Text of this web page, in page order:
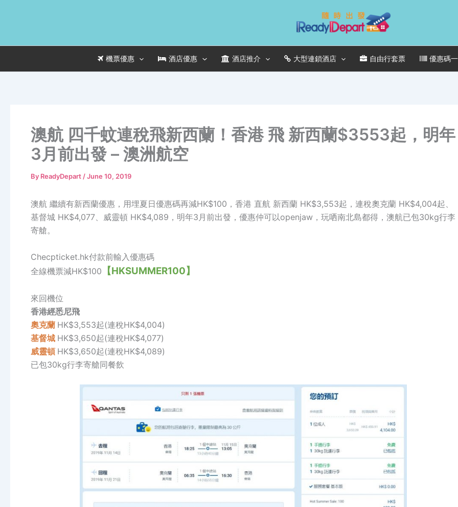
機票優惠 酒店優惠 酒店推介 大型連鎖酒店 自由行套票 優惠碼
澳航 四千蚊連稅飛新西蘭！香港 飛 新西蘭$3553起，明年
3月前出發 – 澳洲航空
By ReadyDepart /June 10, 2019
澳航 繼續有新西蘭優惠，用埋夏日優惠碼再減HK$100，香港 直航 新西蘭 HK$3,553起，連稅奧克蘭 HK$4,004起、
基督城 HK$4,077、威靈頓 HK$4,089，明年3月前出發，優惠仲可以openjaw，玩哂南北島都得，澳航已包30kg行李
寄艙。
Checpticket.hk付款前輸入優惠碼
全線機票減HK$100
【HKSUMMER100】
來回機位
香港經悉尼飛
奧克蘭 HK$3,553起(連稅HK$4,004)
基督城 HK$3,650起(連稅HK$4,077)
威靈頓 HK$3,650起(連稅HK$4,089)
已包30kg行李寄艙同餐飲